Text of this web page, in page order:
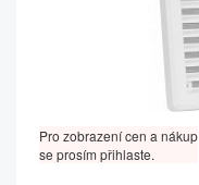
Pro zobrazení cen a nákup
se prosím přihlaste.